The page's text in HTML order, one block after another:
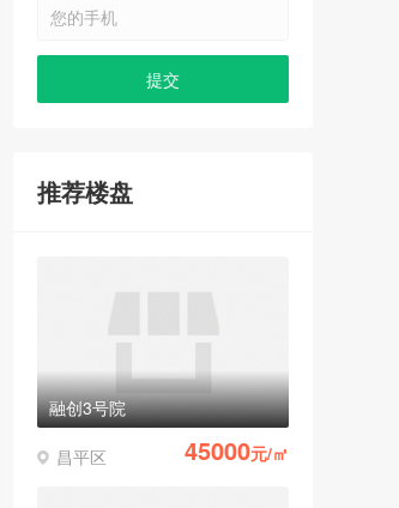
推荐楼盘
融创3号院
昌平区 45000元/㎡